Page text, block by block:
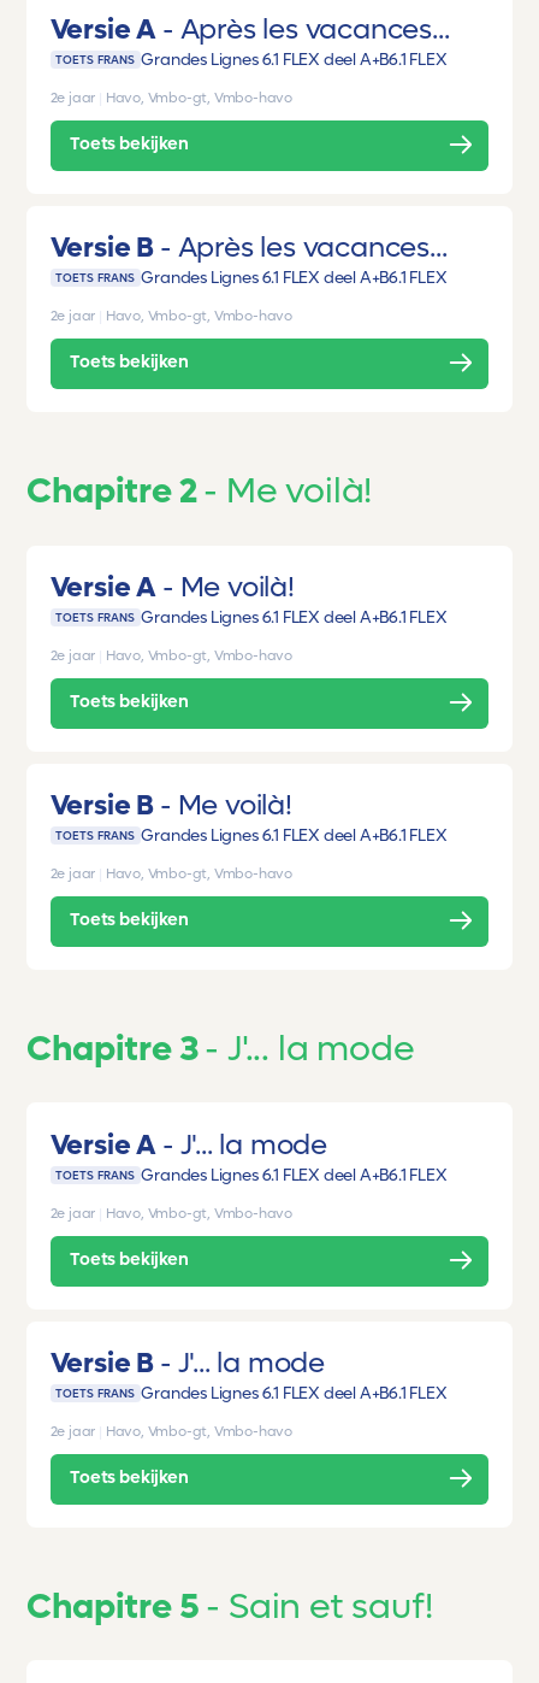
Versie A Après les vacances...
TOETS FRANS Grandes Lignes 6.1 FLEX deel A+B6.1 FLEX
2e jaar Havo, Vmbo-gt, Vmbo-havo
Toets bekijken
Versie B Après les vacances...
TOETS FRANS Grandes Lignes 6.1 FLEX deel A+B6.1 FLEX
2e jaar Havo, Vmbo-gt, Vmbo-havo
Toets bekijken
Chapitre 2 Me voilà!
Versie A Me voilà!
TOETS FRANS Grandes Lignes 6.1 FLEX deel A+B6.1 FLEX
2e jaar Havo, Vmbo-gt, Vmbo-havo
Toets bekijken
Versie B Me voilà!
TOETS FRANS Grandes Lignes 6.1 FLEX deel A+B6.1 FLEX
2e jaar Havo, Vmbo-gt, Vmbo-havo
Toets bekijken
Chapitre 3 J'... la mode
Versie A J'... la mode
TOETS FRANS Grandes Lignes 6.1 FLEX deel A+B6.1 FLEX
2e jaar Havo, Vmbo-gt, Vmbo-havo
Toets bekijken
Versie B J'... la mode
TOETS FRANS Grandes Lignes 6.1 FLEX deel A+B6.1 FLEX
2e jaar Havo, Vmbo-gt, Vmbo-havo
Toets bekijken
Chapitre 5 Sain et sauf!